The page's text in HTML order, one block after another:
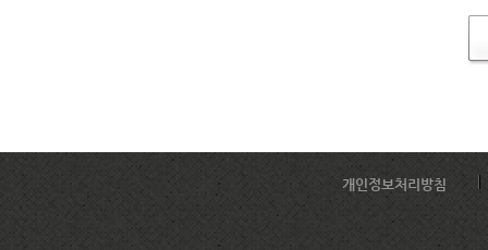
개인정보처리방침